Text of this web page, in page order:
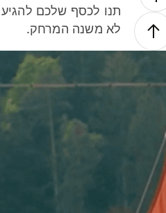
תנו לכסף שלכם להגיע
לא משנה המרחק.